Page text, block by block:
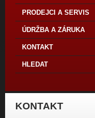
PRODEJCI A SERVIS
ÚDRŽBA A ZÁRUKA
KONTAKT
HLEDAT
KONTAKT